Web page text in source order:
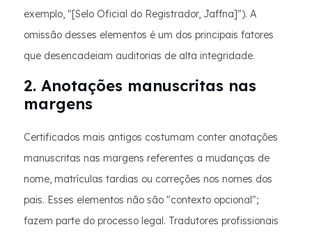
exemplo, "[Selo Oficial do Registrador, Jaffna]"). A
omissão desses elementos é um dos principais fatores
que desencadeiam auditorias de alta integridade.
2. Anotações manuscritas nas
margens
Certificados mais antigos costumam conter anotações
manuscritas nas margens referentes a mudanças de
nome, matrículas tardias ou correções nos nomes dos
pais. Esses elementos não são "contexto opcional";
fazem parte do processo legal. Tradutores profissionais